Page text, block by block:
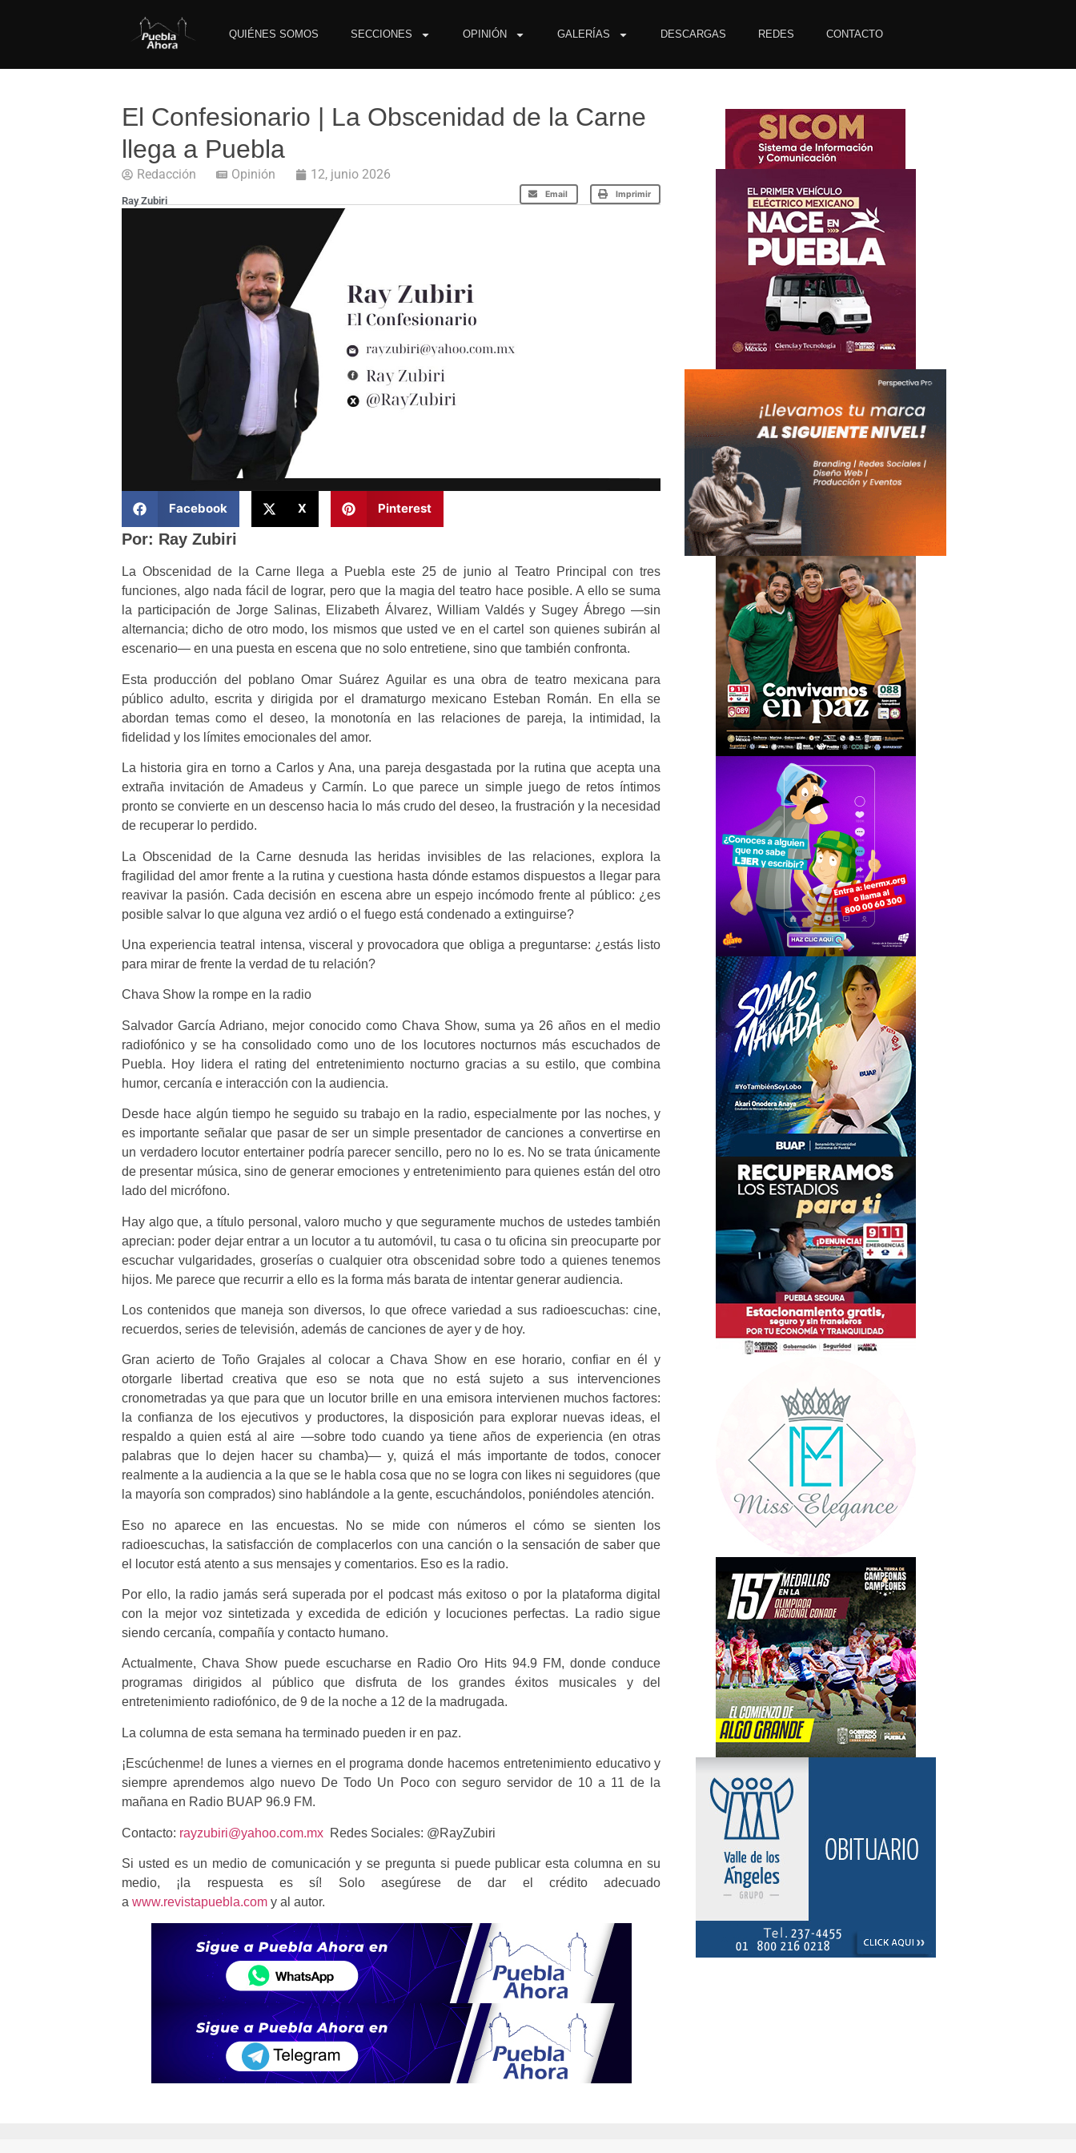
QUIÉNES SOMOS SECCIONES OPINIÓN GALERÍAS DESCARGAS REDES CONTACTO
El Confesionario | La Obscenidad de la Carne
llega a Puebla
Redacción Opinión 12, junio 2026
Email Imprimir
Ray Zubiri
Facebook X Pinterest
Por: Ray Zubiri
La Obscenidad de la Carne llega a Puebla este 25 de junio al Teatro Principal con tres
funciones, algo nada fácil de lograr, pero que la magia del teatro hace posible. A ello se suma
la participación de Jorge Salinas, Elizabeth Álvarez, William Valdés y Sugey Ábrego —sin
alternancia; dicho de otro modo, los mismos que usted ve en el cartel son quienes subirán al
escenario— en una puesta en escena que no solo entretiene, sino que también confronta.
Esta producción del poblano Omar Suárez Aguilar es una obra de teatro mexicana para
público adulto, escrita y dirigida por el dramaturgo mexicano Esteban Román. En ella se
abordan temas como el deseo, la monotonía en las relaciones de pareja, la intimidad, la
fidelidad y los límites emocionales del amor.
La historia gira en torno a Carlos y Ana, una pareja desgastada por la rutina que acepta una
extraña invitación de Amadeus y Carmín. Lo que parece un simple juego de retos íntimos
pronto se convierte en un descenso hacia lo más crudo del deseo, la frustración y la necesidad
de recuperar lo perdido.
La Obscenidad de la Carne desnuda las heridas invisibles de las relaciones, explora la
fragilidad del amor frente a la rutina y cuestiona hasta dónde estamos dispuestos a llegar para
reavivar la pasión. Cada decisión en escena abre un espejo incómodo frente al público: ¿es
posible salvar lo que alguna vez ardió o el fuego está condenado a extinguirse?
Una experiencia teatral intensa, visceral y provocadora que obliga a preguntarse: ¿estás listo
para mirar de frente la verdad de tu relación?
Chava Show la rompe en la radio
Salvador García Adriano, mejor conocido como Chava Show, suma ya 26 años en el medio
radiofónico y se ha consolidado como uno de los locutores nocturnos más escuchados de
Puebla. Hoy lidera el rating del entretenimiento nocturno gracias a su estilo, que combina
humor, cercanía e interacción con la audiencia.
Desde hace algún tiempo he seguido su trabajo en la radio, especialmente por las noches, y
es importante señalar que pasar de ser un simple presentador de canciones a convertirse en
un verdadero locutor entertainer podría parecer sencillo, pero no lo es. No se trata únicamente
de presentar música, sino de generar emociones y entretenimiento para quienes están del otro
lado del micrófono.
Hay algo que, a título personal, valoro mucho y que seguramente muchos de ustedes también
aprecian: poder dejar entrar a un locutor a tu automóvil, tu casa o tu oficina sin preocuparte por
escuchar vulgaridades, groserías o cualquier otra obscenidad sobre todo a quienes tenemos
hijos. Me parece que recurrir a ello es la forma más barata de intentar generar audiencia.
Los contenidos que maneja son diversos, lo que ofrece variedad a sus radioescuchas: cine,
recuerdos, series de televisión, además de canciones de ayer y de hoy.
Gran acierto de Toño Grajales al colocar a Chava Show en ese horario, confiar en él y
otorgarle libertad creativa que eso se nota que no está sujeto a sus intervenciones
cronometradas ya que para que un locutor brille en una emisora intervienen muchos factores:
la confianza de los ejecutivos y productores, la disposición para explorar nuevas ideas, el
respaldo a quien está al aire —sobre todo cuando ya tiene años de experiencia (en otras
palabras que lo dejen hacer su chamba)— y, quizá el más importante de todos, conocer
realmente a la audiencia a la que se le habla cosa que no se logra con likes ni seguidores (que
la mayoría son comprados) sino hablándole a la gente, escuchándolos, poniéndoles atención.
Eso no aparece en las encuestas. No se mide con números el cómo se sienten los
radioescuchas, la satisfacción de complacerlos con una canción o la sensación de saber que
el locutor está atento a sus mensajes y comentarios. Eso es la radio.
Por ello, la radio jamás será superada por el podcast más exitoso o por la plataforma digital
con la mejor voz sintetizada y excedida de edición y locuciones perfectas. La radio sigue
siendo cercanía, compañía y contacto humano.
Actualmente, Chava Show puede escucharse en Radio Oro Hits 94.9 FM, donde conduce
programas dirigidos al público que disfruta de los grandes éxitos musicales y del
entretenimiento radiofónico, de 9 de la noche a 12 de la madrugada.
La columna de esta semana ha terminado pueden ir en paz.
¡Escúchenme! de lunes a viernes en el programa donde hacemos entretenimiento educativo y
siempre aprendemos algo nuevo De Todo Un Poco con seguro servidor de 10 a 11 de la
mañana en Radio BUAP 96.9 FM.
Contacto: rayzubiri@yahoo.com.mx Redes Sociales: @RayZubiri
Si usted es un medio de comunicación y se pregunta si puede publicar esta columna en su
medio, ¡la respuesta es sí! Solo asegúrese de dar el crédito adecuado
a www.revistapuebla.com y al autor.